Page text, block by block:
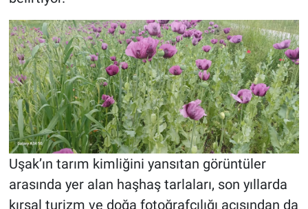
Uşak’ın tarım kimliğini yansıtan görüntüler
arasında yer alan haşhaş tarlaları, son yıllarda
kırsal turizm ve doğa fotoğrafçılığı açısından da